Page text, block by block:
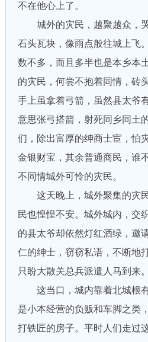
不在他心上了。
城外的灾民，越聚越众，哭
石头瓦块，像雨点般往城上飞
数不多，而且多半也是本乡本
的灾民，何尝不抱着同情，砖
手上虽拿着弓箭，虽然县太爷
意思张弓搭箭，射死同乡同土
们，除出富厚的绅商士宦，怕
金银财宝，其余普通商民，谁
不同情城外可怜的灾民。
这天晚上，城外聚集的灾民
民也惶惶不安。城外城内，交
的县太爷却依然灯红酒绿，邀
仁的绅士，窃窃私语，不断地
只盼大散关总兵派遣人马到来。
这当口，城内靠着北城根有
是小本经营的负贩和车脚之类
打铁匠的房子。平时人们走过